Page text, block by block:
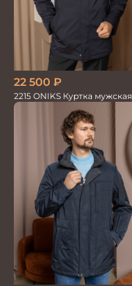
22 500 ₽
2215 ONIKS Куртка мужская